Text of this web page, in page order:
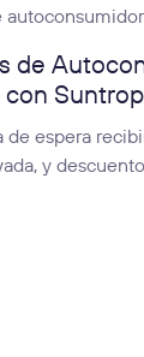
de
de espera
y